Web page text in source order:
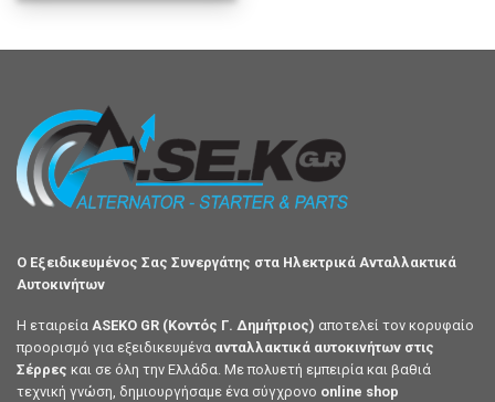
Ο Εξειδικευμένος Σας Συνεργάτης στα Ηλεκτρικά Ανταλλακτικά
Αυτοκινήτων
Η εταιρεία ASEKO GR (Κοντός Γ. Δημήτριος) αποτελεί τον κορυφαίο
προορισμό για εξειδικευμένα ανταλλακτικά αυτοκινήτων στις
Σέρρες και σε όλη την Ελλάδα. Με πολυετή εμπειρία και βαθιά
τεχνική γνώση, δημιουργήσαμε ένα σύγχρονο online shop